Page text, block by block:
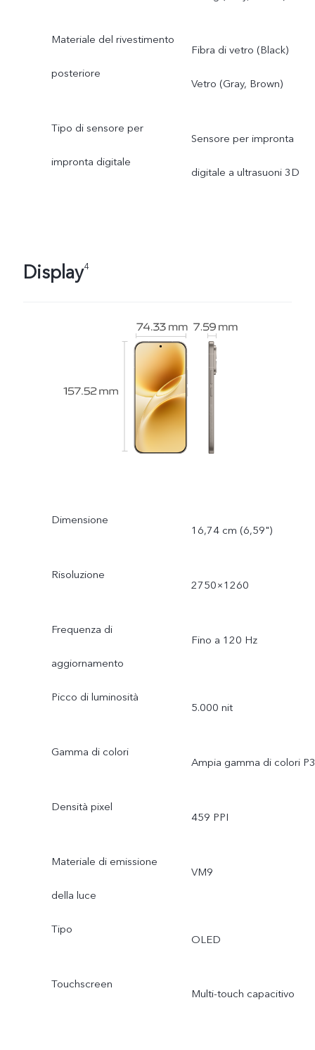
Materiale del rivestimento
posteriore
Fibra di vetro (Black)
Vetro (Gray, Brown)
Tipo di sensore per
impronta digitale
Sensore per impronta
digitale a ultrasuoni 3D
Display4
Dimensione
16,74 cm (6,59")
Risoluzione
2750×1260
Frequenza di
aggiornamento
Fino a 120 Hz
Picco di luminosità
5.000 nit
Gamma di colori
Ampia gamma di colori P3
Densità pixel
459 PPI
Materiale di emissione
della luce
VM9
Tipo
OLED
Touchscreen
Multi-touch capacitivo